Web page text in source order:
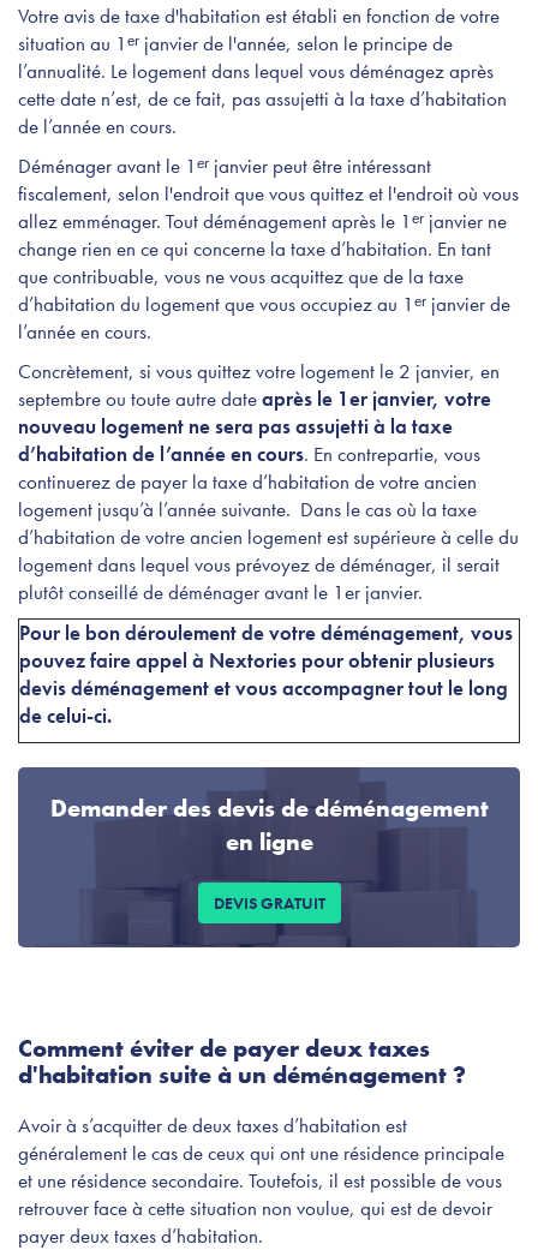
Votre avis de taxe d'habitation est établi en fonction de votre
situation au 1ᵉʳ janvier de l'année, selon le principe de
l’annualité. Le logement dans lequel vous déménagez après
cette date n’est, de ce fait, pas assujetti à la taxe d’habitation
de l’année en cours.
Déménager avant le 1ᵉʳ janvier peut être intéressant
fiscalement, selon l'endroit que vous quittez et l'endroit où vous
allez emménager. Tout déménagement après le 1ᵉʳ janvier ne
change rien en ce qui concerne la taxe d’habitation. En tant
que contribuable, vous ne vous acquittez que de la taxe
d’habitation du logement que vous occupiez au 1ᵉʳ janvier de
l’année en cours.
Concrètement, si vous quittez votre logement le 2 janvier, en
septembre ou toute autre dateaprès le 1er janvier, votre
nouveau logement ne sera pas assujetti à la taxe
d’habitation de l’année en cours. En contrepartie, vous
continuerez de payer la taxe d’habitation de votre ancien
logement jusqu’à l’année suivante. Dans le cas où la taxe
d’habitation de votre ancien logement est supérieure à celle du
logement dans lequel vous prévoyez de déménager, il serait
plutôt conseillé de déménager avant le 1er janvier.
Pour le bon déroulement de votre déménagement, vous
pouvez faire appel à Nextories pour obtenir plusieurs
devis déménagement et vous accompagner tout le long
de celui-ci.
Demander des devis de déménagement
en ligne
DEVIS GRATUIT
Comment éviter de payer deux taxes
d'habitation suite à un déménagement ?
Avoir à s’acquitter de deux taxes d’habitation est
généralement le cas de ceux qui ont une résidence principale
et une résidence secondaire. Toutefois, il est possible de vous
retrouver face à cette situation non voulue, qui est de devoir
payer deux taxes d’habitation.